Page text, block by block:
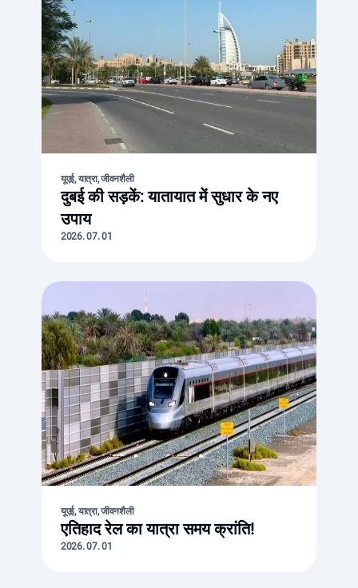
यूएई, यात्रा, जीवनशैली
दुबई की सड़कें: यातायात में सुधार के नए
उपाय
2026. 07. 01
यूएई, यात्रा, जीवनशैली
एतिहाद रेल का यात्रा समय क्रांति!
2026. 07. 01